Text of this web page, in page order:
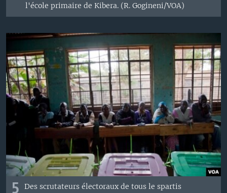
l'école primaire de Kibera. (R. Gogineni/VOA)
5
Des scrutateurs électoraux de tous le spartis